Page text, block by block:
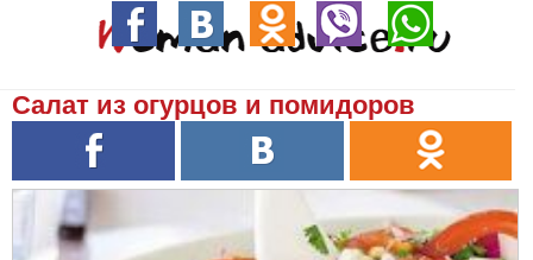
Салат из огурцов и помидоров